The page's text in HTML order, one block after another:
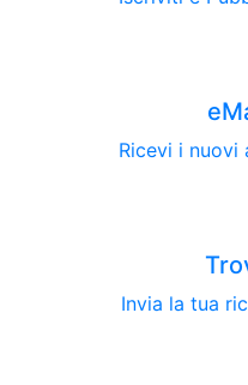
Ricevi i nuovi
Invia la tua